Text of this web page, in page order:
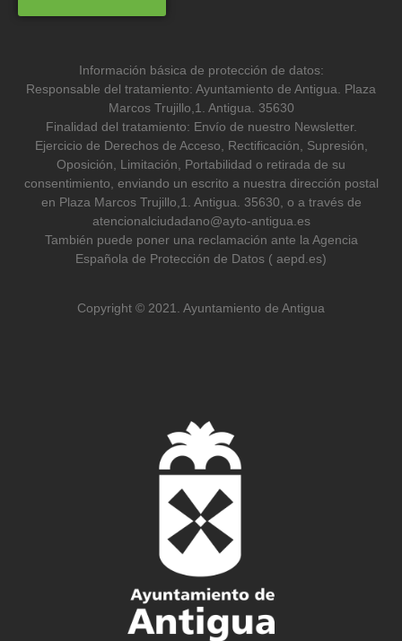
Información básica de protección de datos:
Responsable del tratamiento: Ayuntamiento de Antigua. Plaza
Marcos Trujillo,1. Antigua. 35630
Finalidad del tratamiento: Envío de nuestro Newsletter.
Ejercicio de Derechos de Acceso, Rectificación, Supresión,
Oposición, Limitación, Portabilidad o retirada de su
consentimiento, enviando un escrito a nuestra dirección postal
en Plaza Marcos Trujillo,1. Antigua. 35630, o a través de
atencionalciudadano@ayto-antigua.es
También puede poner una reclamación ante la Agencia
Española de Protección de Datos ( aepd.es)
Copyright © 2021. Ayuntamiento de Antigua